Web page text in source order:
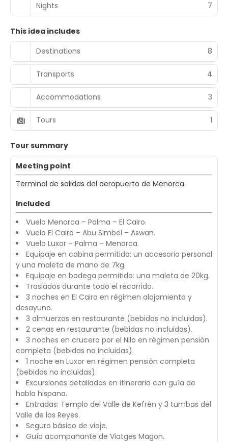
Nights 7
This idea includes
Destinations
8
Transports 4
Accommodations 3
Tours 1
Tour summary
Meeting point
Terminal de salidas del aeropuerto de Menorca.
Included
Vuelo Menorca – Palma – El Cairo.
Vuelo El Cairo – Abu Simbel – Aswan.
Vuelo Luxor – Palma – Menorca.
Equipaje en cabina permitido: un accesorio personal
y una maleta de mano de 7kg.
Equipaje en bodega permitido: una maleta de 20kg.
Traslados durante todo el recorrido.
3 noches en El Cairo en régimen alojamiento y
desayuno.
3 almuerzos en restaurante (bebidas no incluidas).
2 cenas en restaurante (bebidas no incluidas).
3 noches en crucero por el Nilo en régimen pensión
completa (bebidas no incluidas).
1 noche en Luxor en régimen pensión completa
(bebidas no incluidas).
Excursiones detalladas en itinerario con guía de
habla hispana.
Entradas: Templo del Valle de Kefrén y 3 tumbas del
Valle de los Reyes.
Seguro básico de viaje.
Guía acompañante de Viatges Magon.